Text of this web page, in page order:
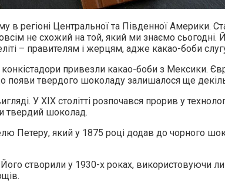
регіоні Центральної та Південної Америки.
не схожий на той, який ми знаємо
– правителям і жерцям, адже какао-боби
конкістадори привезли какао-боби з Мексики.
появи твердого шоколаду залишалося ще
У XIX столітті розпочався прорив у
твердий шоколад.
Петеру, який у 1875 році додав до чорного
створили у 1930-х роках,